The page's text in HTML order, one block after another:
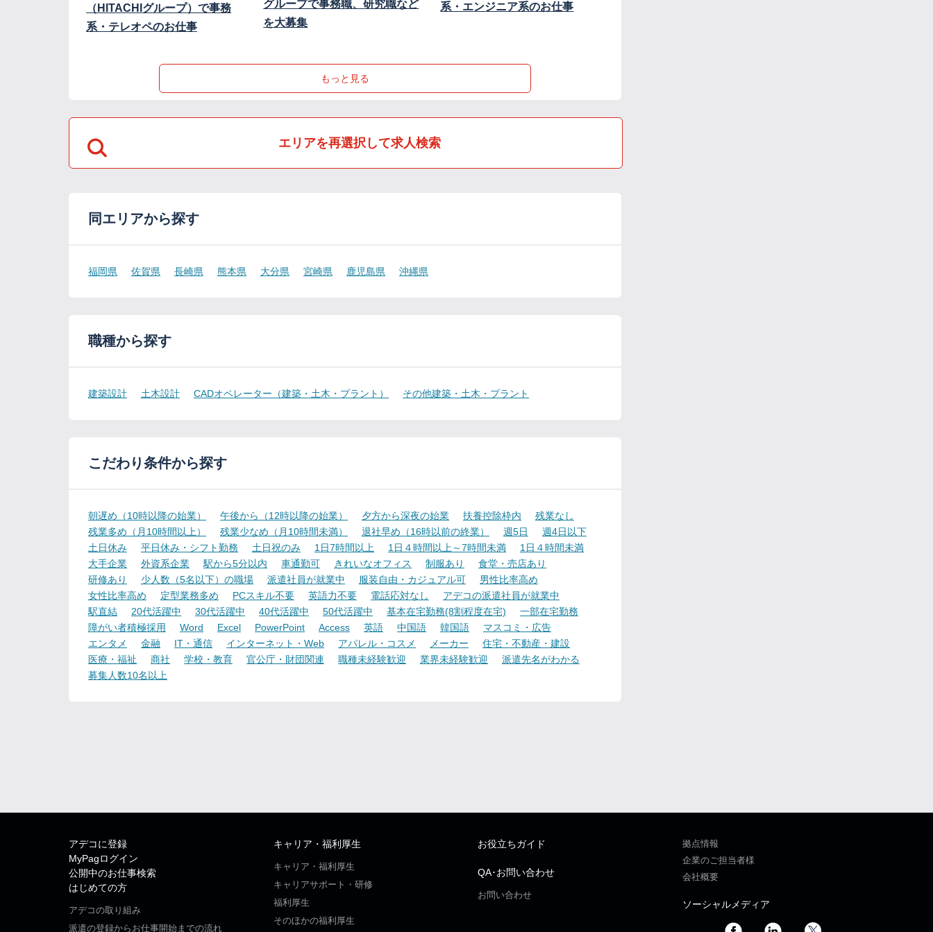
（HITACHIグループ）で事務
系・テレオペのお仕事
グループで事務職、研究職など
を大募集
系・エンジニア系のお仕事
もっと見る
エリアを再選択して求人検索
同エリアから探す
福岡県 佐賀県 長崎県 熊本県 大分県 宮崎県 鹿児島県 沖縄県
職種から探す
建築設計 土木設計 CADオペレーター（建築・土木・プラント） その他建築・土木・プラント
こだわり条件から探す
朝遅め（10時以降の始業） 午後から（12時以降の始業） 夕方から深夜の始業 扶養控除枠内
残業なし
残業多め（月10時間以上）
残業少なめ（月10時間未満） 退社早め（16時以前の終業） 週5日
週4日以下
土日休み
平日休み・シフト勤務 土日祝のみ 1日7時間以上 1日４時間以上～7時間未満
1日４時間未満
大手企業
外資系企業 駅から5分以内 車通勤可 きれいなオフィス 制服あり
食堂・売店あり
研修あり
少人数（5名以下）の職場 派遣社員が就業中 服装自由・カジュアル可
男性比率高め
女性比率高め
定型業務多め PCスキル不要 英語力不要 電話応対なし
アデコの派遣社員が就業中
駅直結
20代活躍中 30代活躍中 40代活躍中 50代活躍中 基本在宅勤務(8割程度在宅)
一部在宅勤務
障がい者積極採用
Word Excel PowerPoint Access 英語 中国語 韓国語
マスコミ・広告
エンタメ
金融 IT・通信 インターネット・Web アパレル・コスメ メーカー
住宅・不動産・建設
医療・福祉
商社 学校・教育 官公庁・財団関連 職種未経験歓迎 業界未経験歓迎
派遣先名がわかる
募集人数10名以上
アデコに登録
MyPagログイン
公開中のお仕事検索
はじめての方
アデコの取り組み
派遣の登録からお仕事開始までの流れ
キャリア・福利厚生
キャリア・福利厚生
キャリアサポート・研修
福利厚生
そのほかの福利厚生
お役立ちガイド
QA･お問い合わせ
お問い合わせ
拠点情報
企業のご担当者様
会社概要
ソーシャルメディア